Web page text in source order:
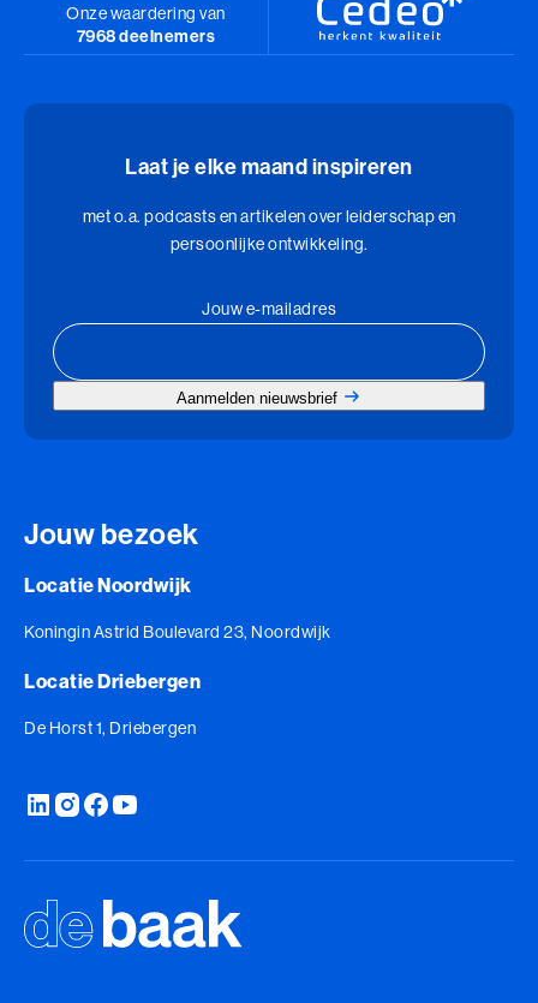
Veilig Leiden
Onze waardering van
7968 deelnemers
Laat je elke maand inspireren
met o.a. podcasts en artikelen over leiderschap en
persoonlijke ontwikkeling.
Jouw e-mailadres
Aanmelden nieuwsbrief
Jouw bezoek
Locatie Noordwijk
Koningin Astrid Boulevard 23, Noordwijk
Locatie Driebergen
De Horst 1, Driebergen